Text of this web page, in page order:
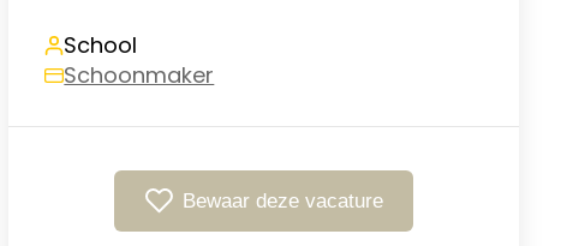
School
Schoonmaker
Bewaar deze vacature